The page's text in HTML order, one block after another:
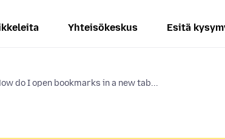
Yhteisökeskus Esitä
do I open bookmarks in a new tab...